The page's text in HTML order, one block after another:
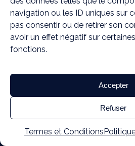
navigation ou les ID uniques sur
pas consentir ou de retirer son
avoir un effet négatif sur
fonctions.
Accepter
Refuser
Termes et Conditions
MOUVEMENT ESSĔRE |
MOUVEMENT ESSĔRE |
Mieux-être en entreprise
Nous contacter
Prendre rendez-vous